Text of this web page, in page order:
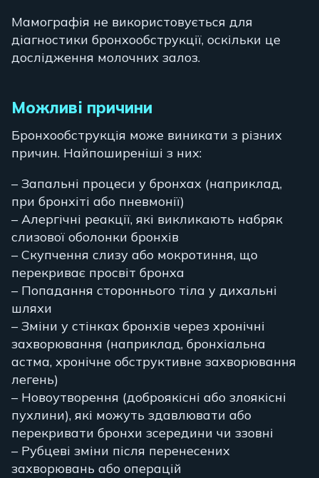
Мамографія не використовується для
діагностики бронхообструкції, оскільки це
дослідження молочних залоз.
Можливі причини
Бронхообструкція може виникати з різних
причин. Найпоширеніші з них:
– Запальні процеси у бронхах (наприклад,
при бронхіті або пневмонії)
– Алергічні реакції, які викликають набряк
слизової оболонки бронхів
– Скупчення слизу або мокротиння, що
перекриває просвіт бронха
– Попадання стороннього тіла у дихальні
шляхи
– Зміни у стінках бронхів через хронічні
захворювання (наприклад, бронхіальна
астма, хронічне обструктивне захворювання
легень)
– Новоутворення (доброякісні або злоякісні
пухлини), які можуть здавлювати або
перекривати бронхи зсередини чи ззовні
– Рубцеві зміни після перенесених
захворювань або операцій